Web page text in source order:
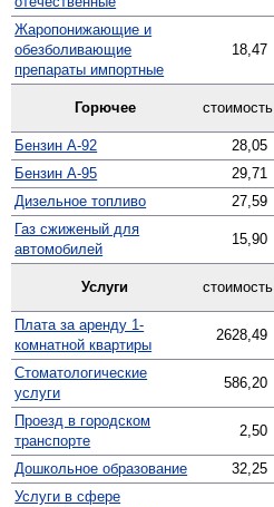
Жаро­понижающие и
обезболивающие
препараты импортные
18,47
Горючее стоимость
Бензин А-92
28,05
Бензин А-95
29,71
Дизельное топливо
27,59
Газ сжиженый для
автомобилей
15,90
Услуги стоимость
Плата за аренду 1-
комнатной квартиры
2628,49
Стомато­логические
услуги
586,20
Проезд в городском
транспорте
2,50
Дошкольное образование 32,25
Услуги в сфере